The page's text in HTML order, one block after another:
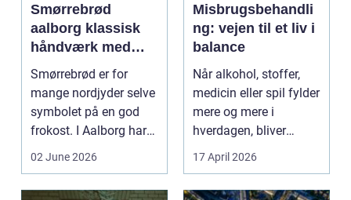
Smørrebrød
aalborg klassisk
håndværk med
moderne twist
Smørrebrød er for
mange nordjyder selve
symbolet på en god
frokost. I Aalborg har
02 June 2026
Misbrugsbehandli
ng: vejen til et liv i
balance
Når alkohol, stoffer,
medicin eller spil fylder
mere og mere i
hverdagen, bliver
grænsen...
17 April 2026